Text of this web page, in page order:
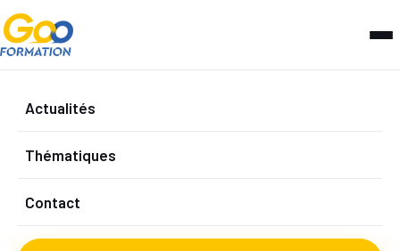
Actualités
Thématiques
Contact